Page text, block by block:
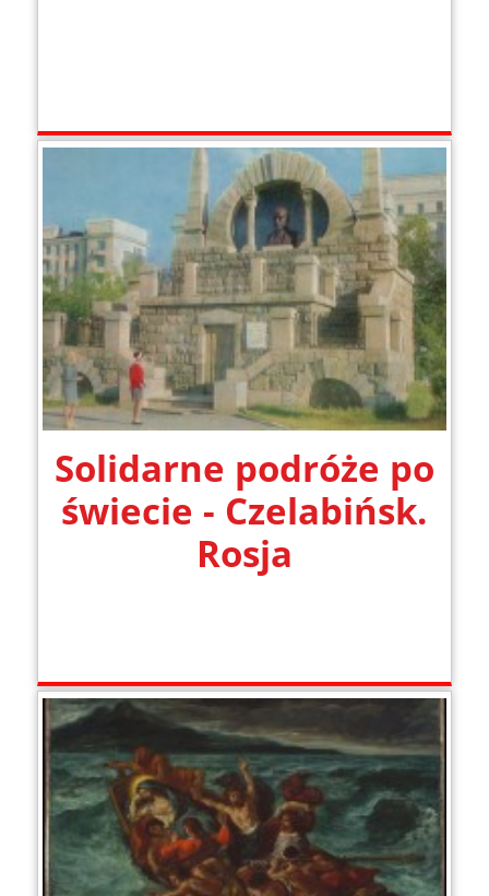
Solidarne podróże po
świecie - Czelabińsk.
Rosja